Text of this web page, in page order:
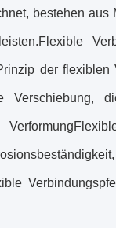
bestehen aus
der flexiblen